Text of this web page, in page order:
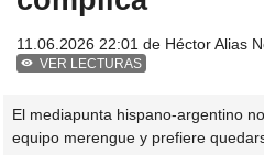
11.06.2026 22:01 de Héctor Alias
VER LECTURAS
El mediapunta hispano-argentino
equipo merengue y prefiere